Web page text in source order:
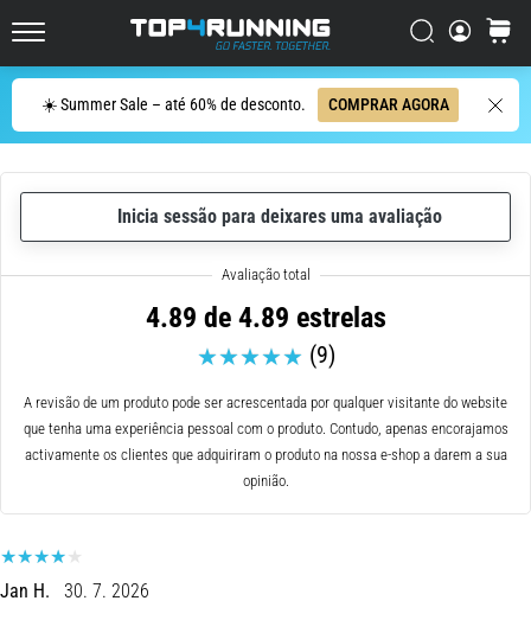
☀️ Summer Sale – até 60% de desconto. COMPRAR AGORA
Procurar
cesto
Procurar
dor
no
joelho
todos
os
corredores
uma
você
amador
ou
Quais
Inicia sessão para deixares uma avaliação
4.89 de 4.89 estrelas
(9)
A revisão de um produto pode ser acrescentada por qualquer visitante do website
que tenha uma experiência pessoal com o produto. Contudo, apenas encorajamos
activamente os clientes que adquiriram o produto na nossa e-shop a darem a sua
opinião.
Jan H. 30. 7. 2026